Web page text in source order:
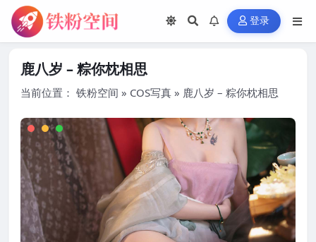
登录
鹿八岁 – 粽你枕相思
当前位置： 铁粉空间 » COS写真 » 鹿八岁 – 粽你枕相思